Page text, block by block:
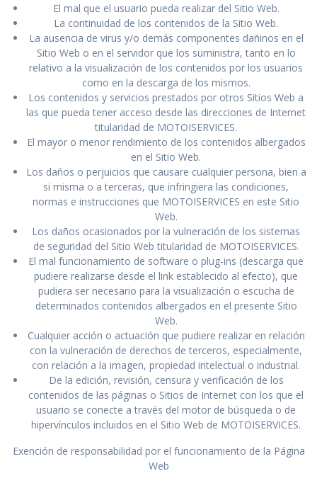
El mal que el usuario pueda realizar del Sitio Web.
La continuidad de los contenidos de la Sitio Web.
La ausencia de virus y/o demás componentes dañinos en el
Sitio Web o en el servidor que los suministra, tanto en lo
relativo a la visualización de los contenidos por los usuarios
como en la descarga de los mismos.
Los contenidos y servicios prestados por otros Sitios Web a
las que pueda tener acceso desde las direcciones de Internet
titularidad de MOTOISERVICES.
El mayor o menor rendimiento de los contenidos albergados
en el Sitio Web.
Los daños o perjuicios que causare cualquier persona, bien a
si misma o a terceras, que infringiera las condiciones,
normas e instrucciones que MOTOISERVICES en este Sitio
Web.
Los daños ocasionados por la vulneración de los sistemas
de seguridad del Sitio Web titularidad de MOTOISERVICES.
El mal funcionamiento de software o plug-ins (descarga que
pudiere realizarse desde el link establecido al efecto), que
pudiera ser necesario para la visualización o escucha de
determinados contenidos albergados en el presente Sitio
Web.
Cualquier acción o actuación que pudiere realizar en relación
con la vulneración de derechos de terceros, especialmente,
con relación a la imagen, propiedad intelectual o industrial.
De la edición, revisión, censura y verificación de los
contenidos de las páginas o Sitios de Internet con los que el
usuario se conecte a través del motor de búsqueda o de
hipervínculos incluidos en el Sitio Web de MOTOISERVICES.
Exención de responsabilidad por el funcionamiento de la Página
Web